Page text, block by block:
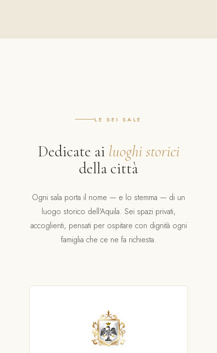
LE SEI SALE
Dedicate ai luoghi storici
della città
Ogni sala porta il nome — e lo stemma — di un
luogo storico dell'Aquila. Sei spazi privati,
accoglienti, pensati per ospitare con dignità ogni
famiglia che ce ne fa richiesta.